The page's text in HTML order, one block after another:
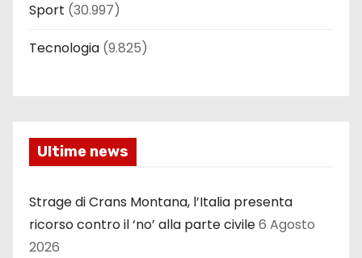
Sport (30.997)
Tecnologia (9.825)
Ultime news
Strage di Crans Montana, l’Italia presenta
ricorso contro il ‘no’ alla parte civile6 Agosto
2026